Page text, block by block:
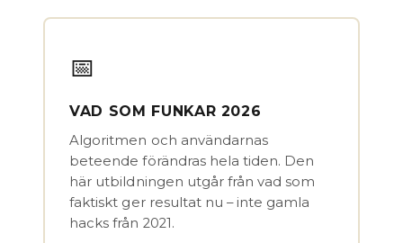
📅
VAD SOM FUNKAR 2026
Algoritmen och användarnas
beteende förändras hela tiden. Den
här utbildningen utgår från vad som
faktiskt ger resultat nu – inte gamla
hacks från 2021.